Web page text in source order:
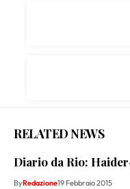
RELATED NEWS
Diario da Rio:
ByRedazione19 Febbraio 2015